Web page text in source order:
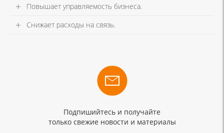
Повышает управляемость бизнеса.
Снижает расходы на связь.
Подпишийтесь и получайте
только свежие новости и материалы